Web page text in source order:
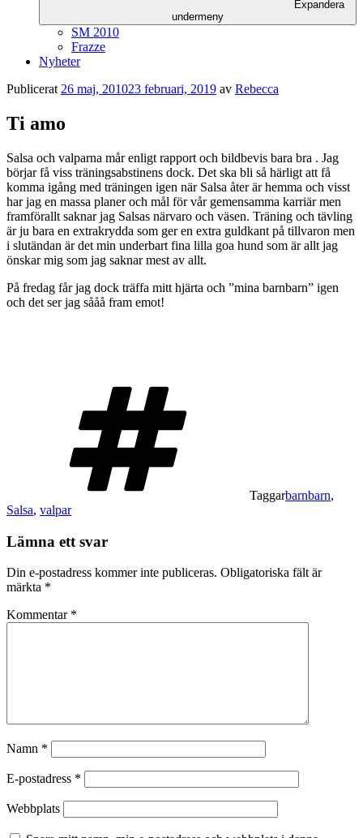
Expandera
undermeny
SM 2010
Frazze
Nyheter
Publicerat 26 maj, 201023 februari, 2019 av Rebecca
Ti amo
Salsa och valparna mår enligt rapport och bildbevis bara bra . Jag
börjar få viss träningsabstinens dock. Det ska bli så härligt att få
komma igång med träningen igen när Salsa åter är hemma och visst
har jag en massa planer och mål för vår gemensamma karriär men
framförallt saknar jag Salsas närvaro och väsen. Träning och tävling
är ju bara en extrakrydda som ger en extra guldkant på tillvaron men
i slutändan är det min underbart fina lilla goa hund som är allt jag
önskar mig som jag saknar mest av allt.
På fredag får jag dock träffa mitt hjärta och ”mina barnbarn” igen
och det ser jag sååå fram emot!
Taggarbarnbarn,
Salsa, valpar
Lämna ett svar
Din e-postadress kommer inte publiceras. Obligatoriska fält är
märkta *
Kommentar *
Namn *
E-postadress *
Webbplats